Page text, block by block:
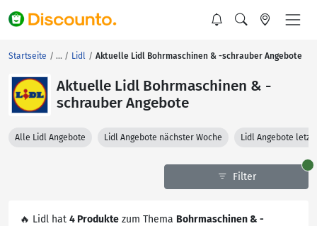
Startseite Lidl Aktuelle Lidl Bohrmaschinen & -schrauber Angebote
Aktuelle Lidl Bohrmaschinen & -
schrauber Angebote
Alle Lidl Angebote Lidl Angebote nächster Woche Lidl Angebote
Filter
🔥 Lidl hat 4 Produkte zum Thema Bohrmaschinen & -